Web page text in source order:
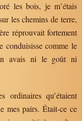
les bois, je m’étais
les chemins de terre,
réprouvait fortement
conduisisse comme le
avais ni le goût ni
ordinaires qu’étaient
mes pairs. Était-ce ce